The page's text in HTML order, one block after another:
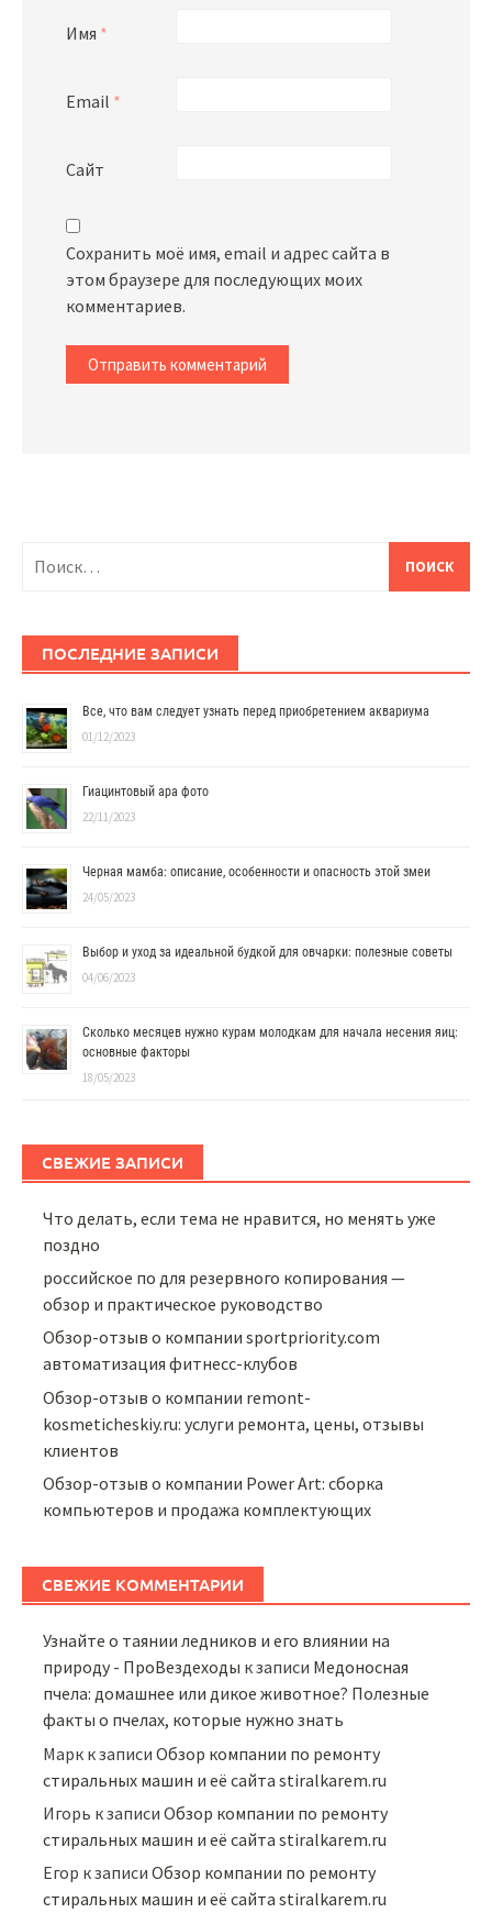
Имя *
Email *
Сайт
Сохранить моё имя, email и адрес сайта в
этом браузере для последующих моих
комментариев.
ПОСЛЕДНИЕ ЗАПИСИ
Все, что вам следует узнать перед приобретением аквариума
01/12/2023
Гиацинтовый ара фото
22/11/2023
Черная мамба: описание, особенности и опасность этой змеи
24/05/2023
Выбор и уход за идеальной будкой для овчарки: полезные советы
04/06/2023
Сколько месяцев нужно курам молодкам для начала несения яиц:
основные факторы
18/05/2023
СВЕЖИЕ ЗАПИСИ
Что делать, если тема не нравится, но менять уже
поздно
российское по для резервного копирования —
обзор и практическое руководство
Обзор-отзыв о компании sportpriority.com
автоматизация фитнесс-клубов
Обзор-отзыв о компании remont-
kosmeticheskiy.ru: услуги ремонта, цены, отзывы
клиентов
Обзор-отзыв о компании Power Art: сборка
компьютеров и продажа комплектующих
СВЕЖИЕ КОММЕНТАРИИ
Узнайте о таянии ледников и его влиянии на
природу - ПроВездеходы к записи Медоносная
пчела: домашнее или дикое животное? Полезные
факты о пчелах, которые нужно знать
Марк к записиОбзор компании по ремонту
стиральных машин и её сайта stiralkarem.ru
Игорь к записиОбзор компании по ремонту
стиральных машин и её сайта stiralkarem.ru
Егор к записиОбзор компании по ремонту
стиральных машин и её сайта stiralkarem.ru